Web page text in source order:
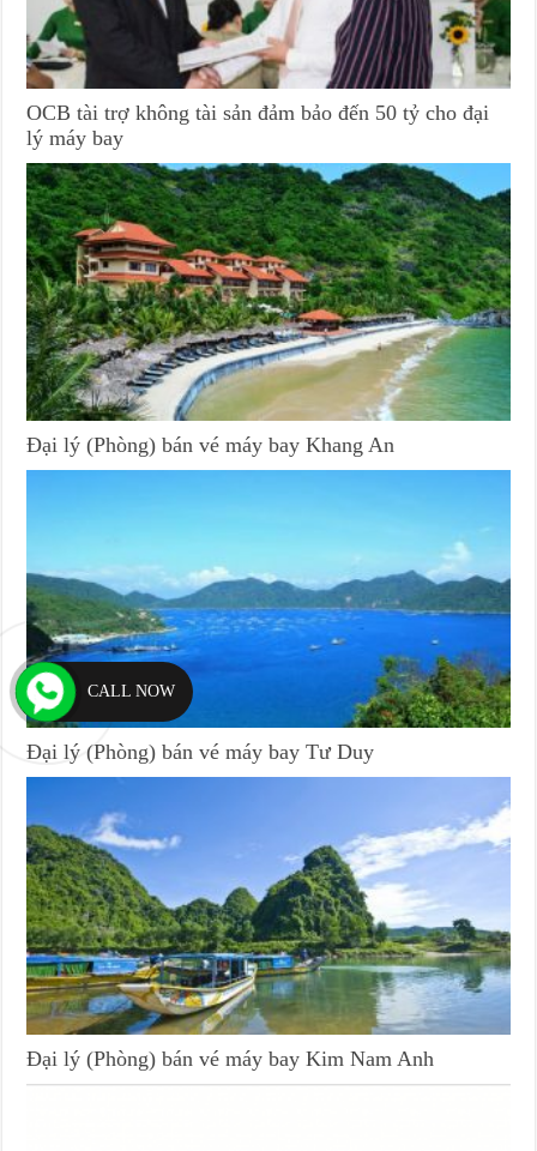
OCB tài trợ không tài sản đảm bảo đến 50 tỷ cho đại
lý máy bay
Đại lý (Phòng) bán vé máy bay Khang An
Đại lý (Phòng) bán vé máy bay Tư Duy
Đại lý (Phòng) bán vé máy bay Kim Nam Anh
CALL NOW